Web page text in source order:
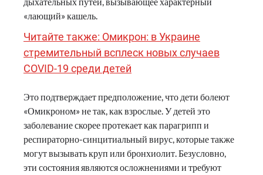
«лающий» кашель.
Читайте также: Омикрон: в Украине
стремительный всплеск новых случаев
COVID-19 среди детей
Это подтверждает предположение, что дети болеют
«Омикроном» не так, как взрослые. У детей это
заболевание скорее протекает как парагрипп и
респираторно-синцитиальный вирус, которые также
могут вызывать круп или бронхиолит. Безусловно,
эти состояния являются осложнениями и требуют